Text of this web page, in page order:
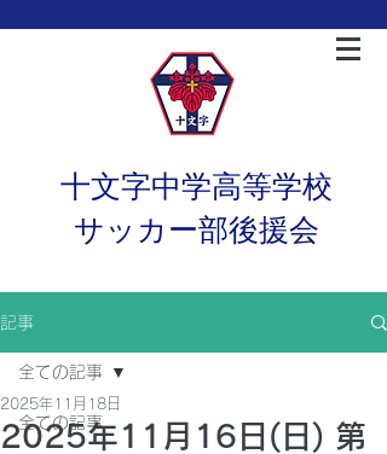
十文字中学高等学校
サッカー部後援会
記事
全ての記事
全ての記事
2025年11月16日(日) 第
2025年11月18日